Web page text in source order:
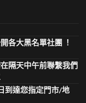
各大黑名單社團 ！
隔天中午前聯繫我們
到達您指定門市/地